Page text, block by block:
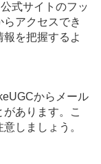
式サイトのフッ
アクセスでき
を把握するよ
からメール
あります。こ
しましょう。